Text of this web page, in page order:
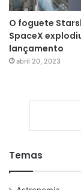
O foguete
SpaceX
lançamento
abril 20, 2023
Temas